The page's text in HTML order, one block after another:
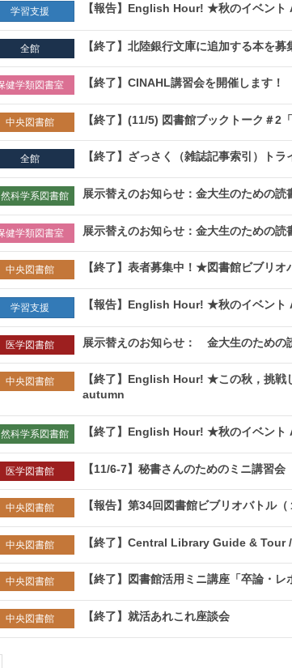
学習支援 【報告】English Hour! ★秋のイベント
全館 【終了】北陸銀行文庫に追加する本を募
健学類図書室 【終了】CINAHL講習会を開催します！
中央図書館 【終了】(11/5) 図書館ブックトーク＃2
全館 【終了】ざっさく（雑誌記事索引）ト
科学系図書館 展示替えのお知らせ：金大生のための読
健学類図書室 展示替えのお知らせ：金大生のための読
中央図書館 【終了】表者募集中！★図書館ビブリオ
学習支援 【報告】English Hour! ★秋のイベント
医学図書館 展示替えのお知らせ： 金大生のための
中央図書館
【終了】English Hour! ★この秋，挑
autumn
科学系図書館 【終了】English Hour! ★秋のイベン
医学図書館 【11/6-7】秘書さんのためのミニ講習
中央図書館 【報告】第34回図書館ビブリオバトル（
中央図書館 【終了】Central Library Guide & Tour
中央図書館 【終了】図書館活用ミニ講座「卒論・
中央図書館 【終了】就活あれこれ座談会